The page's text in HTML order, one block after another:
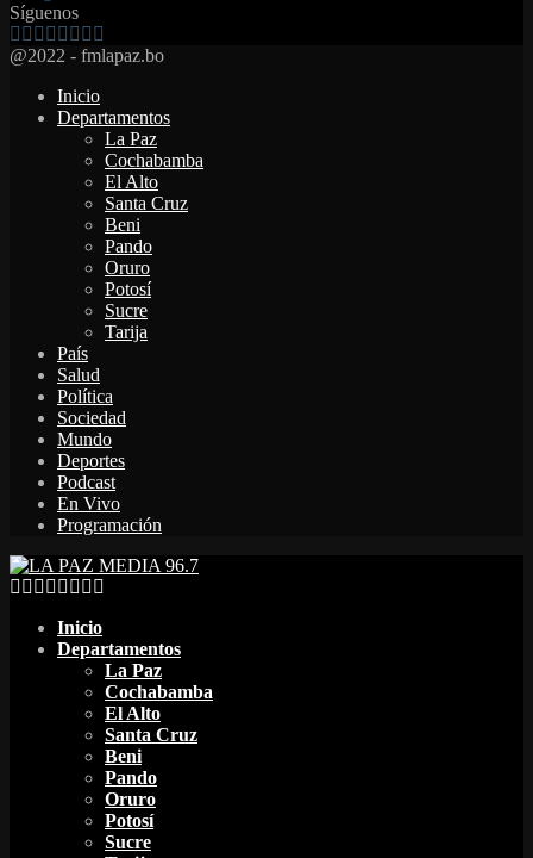
Síguenos
Facebook
Twitter
Instagram
Youtube
Email
Twitch
Whatsapp
@2022 - fmlapaz.bo
Inicio
Departamentos
La Paz
Cochabamba
El Alto
Santa Cruz
Beni
Pando
Oruro
Potosí
Sucre
Tarija
País
Salud
Política
Sociedad
Mundo
Deportes
Podcast
En Vivo
Programación
Facebook
Twitter
Instagram
Youtube
Email
Twitch
Whatsapp
Inicio
Departamentos
La Paz
Cochabamba
El Alto
Santa Cruz
Beni
Pando
Oruro
Potosí
Sucre